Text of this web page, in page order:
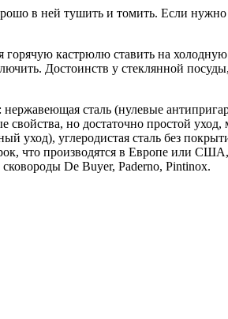
в ней тушить и томить. Если нужно
кастрюлю ставить на
Достоинств у стеклянной
сталь (нулевые
но достаточно простой
уход), углеродистая сталь без
что производятся в Европе или
De Buyer, Paderno, Pintinox.